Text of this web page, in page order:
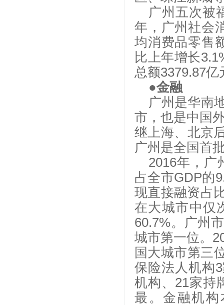
广州五次被
年，广州社会
均消费品零售
比上年增长
总额3379.87亿
●金融
广州是华南
市，也是中国
继上海、北京
广州是全国首
2016年，广
占全市GDP的
现直接融资占
在大城市中仅
60.7%。广州
城市第一位。
国大城市第三
保险法人机构
机构、21家持
最。金融机构